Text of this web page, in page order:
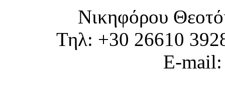
Νικηφόρου
Τηλ: +30 26610
E-